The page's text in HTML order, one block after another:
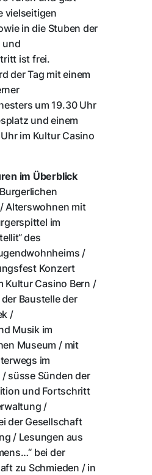
vielseitigen
in die Stuben der
und
ist frei.
der Tag mit einem
um 19.30 Uhr
und einem
im Kultur Casino
im Überblick
Alterswohnen mit
im
des
/
Konzert
Kultur Casino Bern /
Baustelle der
/
Musik im
Museum / mit
im
süsse Sünden der
und Fortschritt
/
der Gesellschaft
/ Lesungen aus
bei der
zu Schmieden / in